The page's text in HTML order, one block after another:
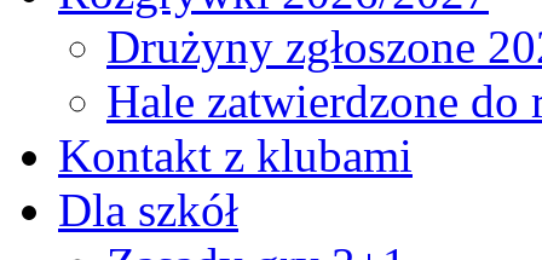
Drużyny zgłoszone
Hale zatwierdzone
Kontakt z klubami
Dla szkół